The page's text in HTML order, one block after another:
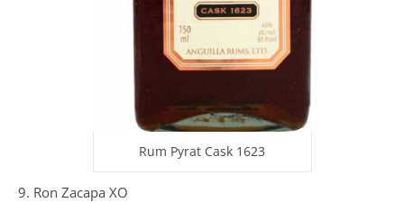
Rum Pyrat Cask 1623
9. Ron Zacapa XO